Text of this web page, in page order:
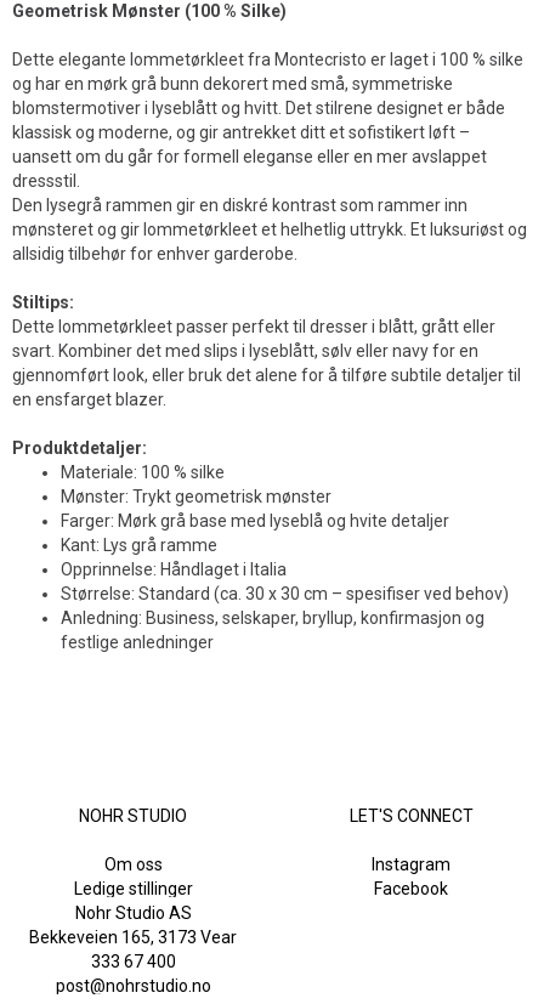
Geometrisk Mønster (100 % Silke)
Dette elegante lommetørkleet fra Montecristo er laget i 100 % silke
og har en mørk grå bunn dekorert med små, symmetriske
blomstermotiver i lyseblått og hvitt. Det stilrene designet er både
klassisk og moderne, og gir antrekket ditt et sofistikert løft –
uansett om du går for formell eleganse eller en mer avslappet
dressstil.
Den lysegrå rammen gir en diskré kontrast som rammer inn
mønsteret og gir lommetørkleet et helhetlig uttrykk. Et luksuriøst og
allsidig tilbehør for enhver garderobe.
Stiltips:
Dette lommetørkleet passer perfekt til dresser i blått, grått eller
svart. Kombiner det med slips i lyseblått, sølv eller navy for en
gjennomført look, eller bruk det alene for å tilføre subtile detaljer til
en ensfarget blazer.
Produktdetaljer:
Materiale: 100 % silke
Mønster: Trykt geometrisk mønster
Farger: Mørk grå base med lyseblå og hvite detaljer
Kant: Lys grå ramme
Opprinnelse: Håndlaget i Italia
Størrelse: Standard (ca. 30 x 30 cm – spesifiser ved behov)
Anledning: Business, selskaper, bryllup, konfirmasjon og
festlige anledninger
NOHR STUDIO
Om oss
Ledige stillinger
LET'S CONNECT
Instagram
Facebook
Nohr Studio AS
Bekkeveien 165, 3173 Vear
333 67 400
post@nohrstudio.no